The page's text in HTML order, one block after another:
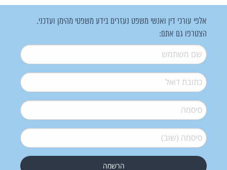
אלפי עורכי דין ואנשי משפט נעזרים בידע משפטי מהימן ועדכני.
הצטרפו גם אתם:
שם משתמש*
דואל*
סיסמה*
סיסמה (שוב)*